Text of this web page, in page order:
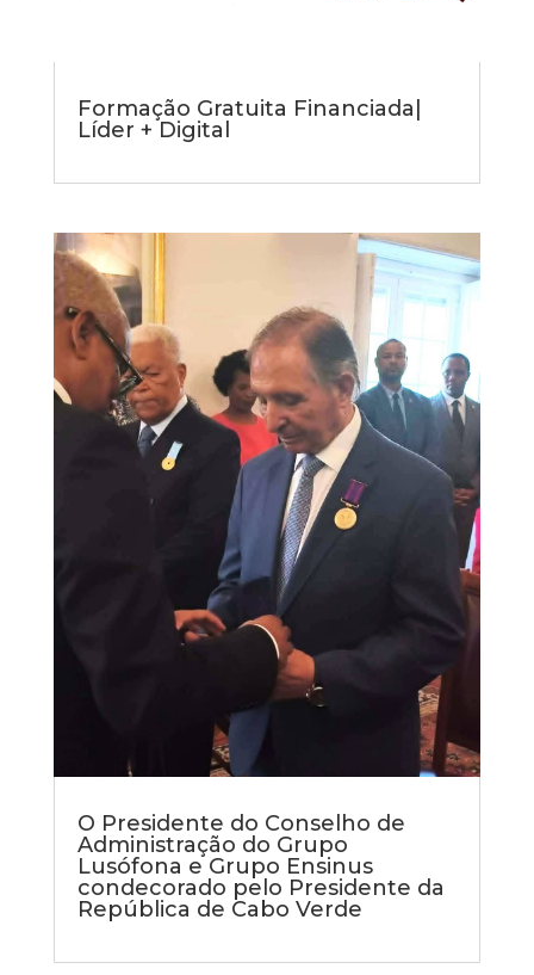
Formação Gratuita Financiada|
Líder + Digital
O Presidente do Conselho de
Administração do Grupo
Lusófona e Grupo Ensinus
condecorado pelo Presidente da
República de Cabo Verde